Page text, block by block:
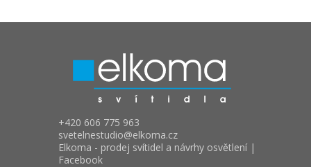
+420 606 775 963
svetelnestudio
elkoma.cz
Elkoma - prodej svítidel a návrhy osvětlení |
Facebook